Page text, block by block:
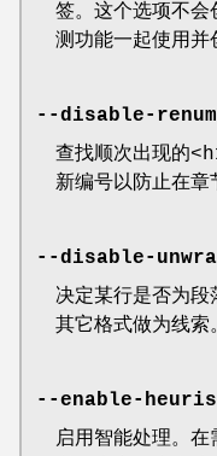
签。这个选项不会
测功能一起使用并
--disable-
查找顺次出现的
新编号以防止在章
--disable-
决定某行是否为段
其它格式做为线索。
--enable-
启用智能处理。